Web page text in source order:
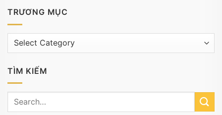
TRƯƠNG MỤC
Trương
TÌM KIẾM